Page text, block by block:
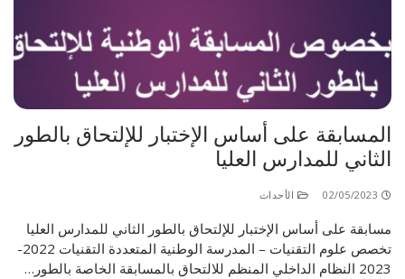
المسابقة على أساس الإختبار للإلتحاق بالطور
الثاني للمدارس العليا
02/05/2023 الأحداث
مسابقة على أساس الإختبار للإلتحاق بالطور الثاني للمدارس العليا
تخصص علوم التقنيات – المدرسة الوطنية المتعددة التقنيات 2022-
2023 النظام الداخلي المنظم للالتحاق بالمسابقة الخاصة بالطور…